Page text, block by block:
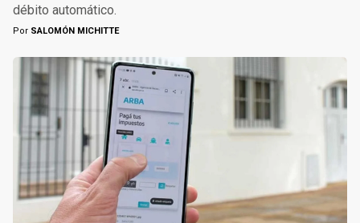
débito automático.
Por SALOMÓN MICHITTE